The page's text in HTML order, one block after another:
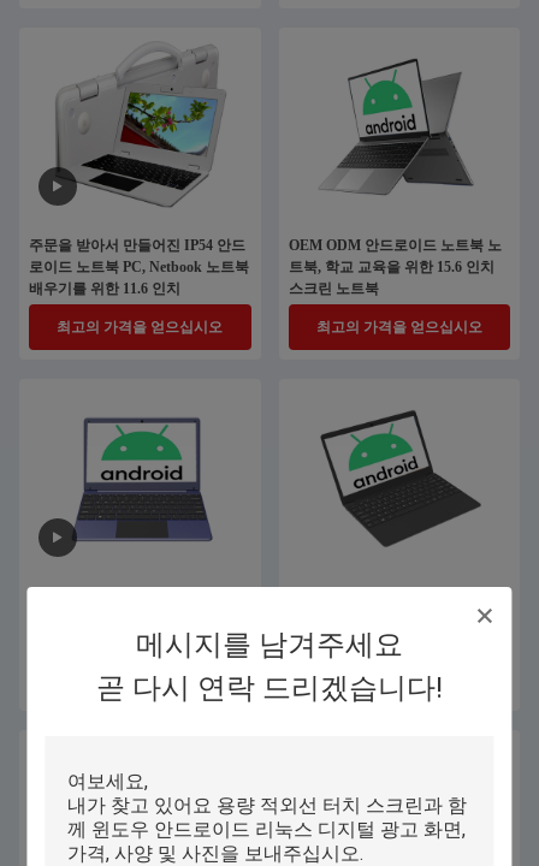
메시지를 남겨주세요
곧 다시 연락 드리겠습니다!
주문을 받아서 만들어진 IP54 안드
로이드 노트북 PC, Netbook 노트북
배우기를 위한 11.6 인치
최고의 가격을 얻으십시오
OEM ODM 안드로이드 노트북 노
트북, 학교 교육을 위한 15.6 인치
스크린 노트북
최고의 가격을 얻으십시오
최고의 가격을 얻으십시오
4000mAh 배터리로 13.3 인치를 가
늘게 합니다
최고의 가격을 얻으십시오